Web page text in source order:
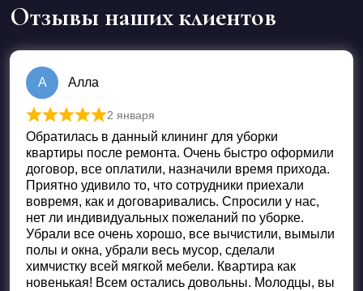
Отзывы наших клиентов
А Алла
Оценка из 5
2 января
Обратилась в данный клининг для уборки
квартиры после ремонта. Очень быстро оформили
договор, все оплатили, назначили время прихода.
Приятно удивило то, что сотрудники приехали
вовремя, как и договаривались. Спросили у нас,
нет ли индивидуальных пожеланий по уборке.
Убрали все очень хорошо, все вычистили, вымыли
полы и окна, убрали весь мусор, сделали
химчистку всей мягкой мебели. Квартира как
новенькая! Всем остались довольны. Молодцы, вы